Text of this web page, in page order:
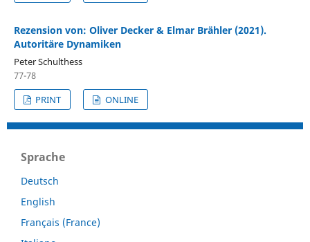
Rezension von: Oliver Decker & Elmar Brähler (2021).
Autoritäre Dynamiken
Peter Schulthess
77-78
PRINT
ONLINE
Sprache
Deutsch
English
Français (France)